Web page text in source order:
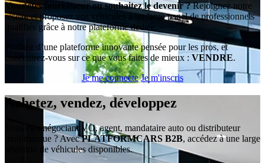
Vous êtes fournisseur ou souhaitez le devenir ?Rejoignez notre
réseau et proposez vos véhicules à un large panel de professionnels
qualifiés grâce à notre plateforme dédiée.
Profitez d’une plateforme innovante pensée pour les pros, et
concentrez-vous sur ce que vous faites de mieux : VENDRE.
Je me connecte Je m'inscris
Achetez, vendez, développez
Vous êtes négociant VO, agent, mandataire auto ou distributeur
multimarque ? AvecPLATFORMCARS B2B, accédez à une large
sélection de véhicules disponibles.